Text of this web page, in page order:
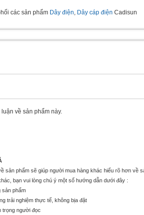
các sản phẩm Dây điện, Dây cáp điện Cadisun
về sản phẩm này.
sản phẩm sẽ giúp người mua hàng khác hiểu rõ hơn về
bạn vui lòng chú ý một số hướng dẫn dưới đây :
sản phẩm
trải nghiệm thực tế, không bịa đặt
trọng người đọc